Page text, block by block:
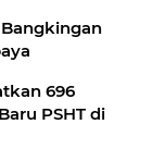
696
PSHT di